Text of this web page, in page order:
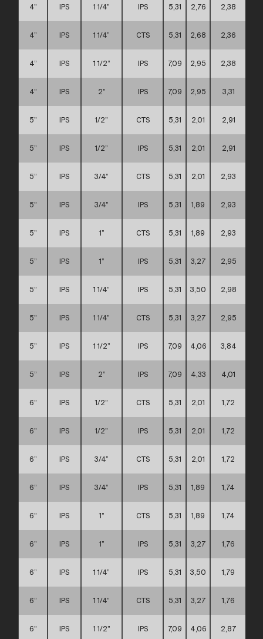
4” IPS 1 1/4” IPS 5,31 2,76 2,38
4” IPS 1 1/4” CTS 5,31 2,68 2,36
4” IPS 1 1/2” IPS 7,09 2,95 2,38
4” IPS 2” IPS 7,09 2,95 3,31
5” IPS 1/2” CTS 5,31 2,01 2,91
5” IPS 1/2” IPS 5,31 2,01 2,91
5” IPS 3/4” CTS 5,31 2,01 2,93
5” IPS 3/4” IPS 5,31 1,89 2,93
5” IPS 1” CTS 5,31 1,89 2,93
5” IPS 1” IPS 5,31 3,27 2,95
5” IPS 1 1/4” IPS 5,31 3,50 2,98
5” IPS 1 1/4” CTS 5,31 3,27 2,95
5” IPS 1 1/2” IPS 7,09 4,06 3,84
5” IPS 2” IPS 7,09 4,33 4,01
6” IPS 1/2” CTS 5,31 2,01 1,72
6” IPS 1/2” IPS 5,31 2,01 1,72
6” IPS 3/4” CTS 5,31 2,01 1,72
6” IPS 3/4” IPS 5,31 1,89 1,74
6” IPS 1” CTS 5,31 1,89 1,74
6” IPS 1” IPS 5,31 3,27 1,76
6” IPS 1 1/4” IPS 5,31 3,50 1,79
6” IPS 1 1/4” CTS 5,31 3,27 1,76
6” IPS 1 1/2” IPS 7,09 4,06 2,87